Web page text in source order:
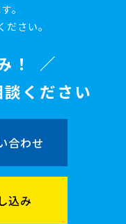
。
さい。
！
ください
合わせ
込み